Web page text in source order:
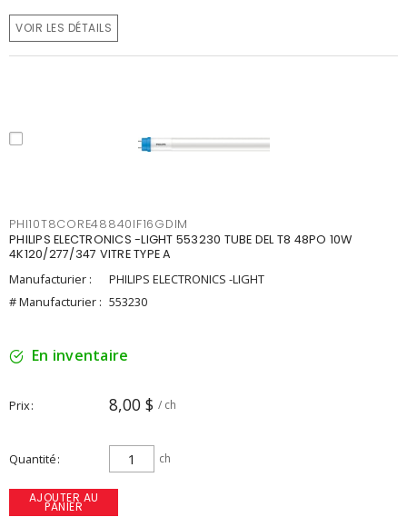
VOIR LES DÉTAILS
PHI10T8CORE48840IF16GDIM
PHILIPS ELECTRONICS -LIGHT 553230 TUBE DEL T8 48PO 10W
4K120/277/347 VITRE TYPE A
Manufacturier :
PHILIPS ELECTRONICS -LIGHT
# Manufacturier : 553230
En inventaire
Prix 8,00 $ / ch
Quantité ch
AJOUTER AU
PANIER